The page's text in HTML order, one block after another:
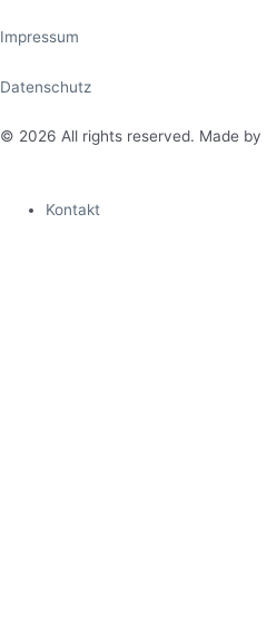
Impressum
Datenschutz
© 2026 All rights reserved. Made by
Kontakt